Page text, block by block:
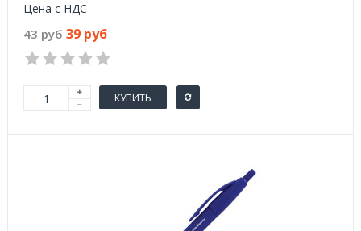
Цена с НДС
43 руб 39 руб
КУПИТЬ